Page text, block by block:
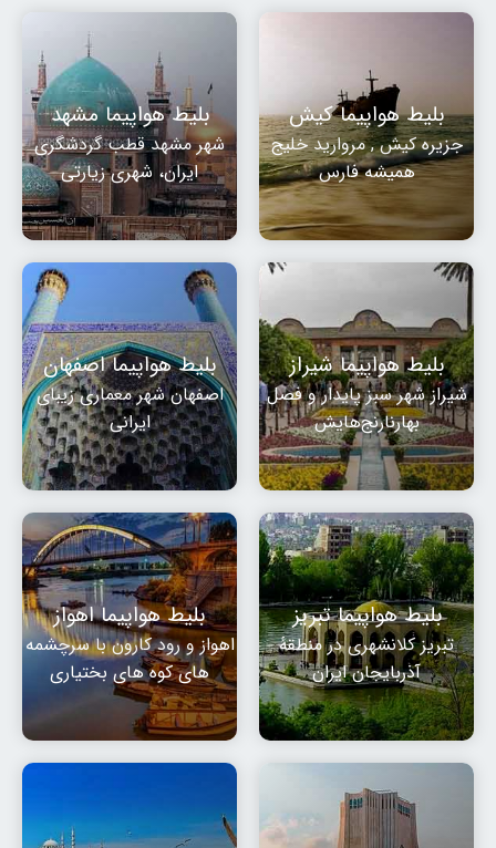
بلیط هواپیما کیش
جزیره کیش , مروارید خلیج
همیشه فارس
بلیط هواپیما مشهد
شهر مشهد قطب گردشگری
ایران، شهری زیارتی
بلیط هواپیما شیراز
شیراز شهر سبز پایدار و فصل
بهارنارنج‌هایش
بلیط هواپیما اصفهان
اصفهان شهر معماری زیبای
ایرانی
بلیط هواپیما تبریز
تبریز کلانشهری در منطقهٔ
آذربایجان ایران
بلیط هواپیما اهواز
اهواز و رود کارون با سرچشمه
های کوه های بختیاری